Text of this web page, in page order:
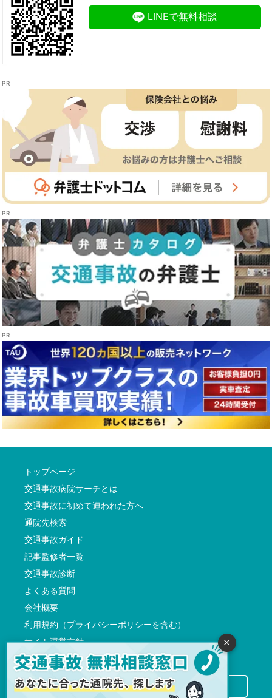
LINEで無料相談
トップページ
交通事故病院サーチとは
交通事故に初めて遭われた方へ
通院先検索
交通事故ガイド
記事監修者一覧
交通事故診断
よくある質問
会社概要
利用規約（プライバシーポリシーを含む）
サイト運営方針
反社会的勢力に対する基本方針
交通事故病院サーチに掲載希望の先生方へ
×